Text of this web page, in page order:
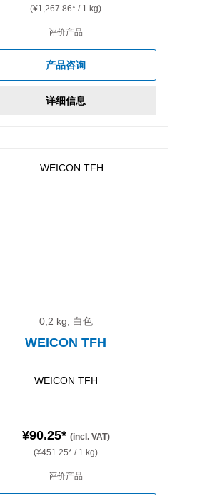
(¥1,267.86* / 1 kg)
评价产品
产品咨询
详细信息
0,2 kg, 白色
WEICON TFH
WEICON TFH
¥90.25* (incl. VAT)
(¥451.25* / 1 kg)
评价产品